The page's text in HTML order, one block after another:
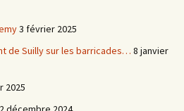
3 février 2025
de Suilly sur les barricades… 8 janvier
2025